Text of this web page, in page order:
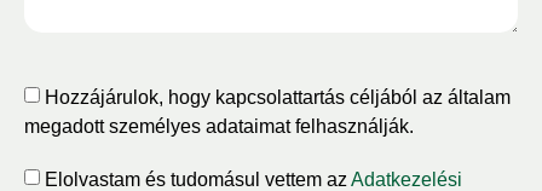
Hozzájárulok, hogy kapcsolattartás céljából az általam
megadott személyes adataimat felhasználják.
Elolvastam és tudomásul vettem az Adatkezelési